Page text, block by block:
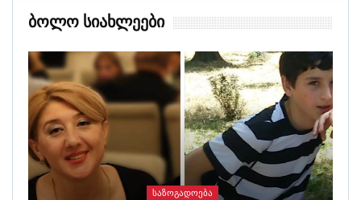
Ბოლო Სიახლეები
ᲡᲐᲖᲝᲒᲐᲓᲝᲔᲑᲐ